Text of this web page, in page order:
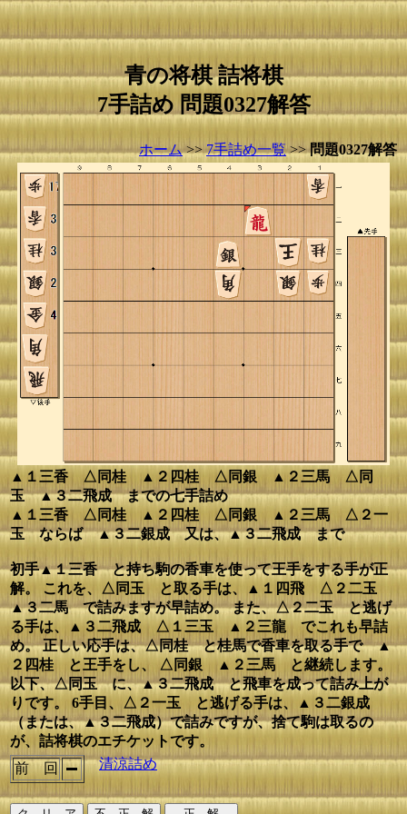
青の将棋 詰将棋
7手詰め 問題0327解答
ホーム>>7手詰め一覧>>問題0327解答
▲１三香 △同桂 ▲２四桂 △同銀 ▲２三馬 △同
玉 ▲３二飛成 までの七手詰め
▲１三香 △同桂 ▲２四桂 △同銀 ▲２三馬 △２一
玉 ならば ▲３二銀成 又は、▲３二飛成 まで
初手▲１三香 と持ち駒の香車を使って王手をする手が正
解。 これを、△同玉 と取る手は、▲１四飛 △２二玉
▲３二馬 で詰みますが早詰め。 また、△２二玉 と逃げ
る手は、▲３二飛成 △１三玉 ▲２三龍 でこれも早詰
め。 正しい応手は、△同桂 と桂馬で香車を取る手で ▲
２四桂 と王手をし、 △同銀 ▲２三馬 と継続します。
以下、△同玉 に、▲３二飛成 と飛車を成って詰み上が
りです。 6手目、△２一玉 と逃げる手は、▲３二銀成
（または、▲３二飛成）で詰みですが、捨て駒は取るの
が、詰将棋のエチケットです。
前 回
清涼詰め